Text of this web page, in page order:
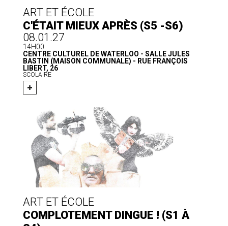
ART ET ÉCOLE
C'ÉTAIT MIEUX APRÈS (S5 -S6)
08.01.27
14H00
CENTRE CULTUREL DE WATERLOO - SALLE JULES
BASTIN (MAISON COMMUNALE) - RUE FRANÇOIS
LIBERT, 26
SCOLAIRE
ART ET ÉCOLE
COMPLOTEMENT DINGUE ! (S1 À